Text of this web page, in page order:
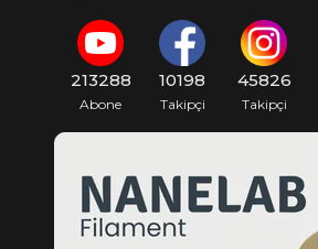
213288
Abone
10198
Takipçi
45826
Takipçi